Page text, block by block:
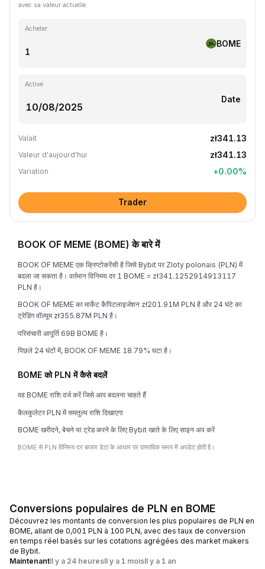
avec sa valeur actuelle.
Acheter
BOME
Activé
Date
Valait zł341.13
Valeur d'aujourd'hui zł341.13
Variation +0.00%
Trader
BOOK OF MEME (BOME) के बारे में
BOOK OF MEME एक क्रिप्टोकरेंसी है जिसे Bybit पर Zloty polonais (PLN) में
बदला जा सकता है। वर्तमान विनिमय दर 1 BOME = zł341.1252914913117
PLN है।
BOOK OF MEME का मार्केट कैपिटलाइजेशन zł201.91M PLN है और 24 घंटे का
ट्रेडिंग वॉल्यूम zł355.87M PLN है।
परिसंचारी आपूर्ति 69B BOME है।
पिछले 24 घंटों में, BOOK OF MEME 18.79% घटा है।
BOME को PLN में कैसे बदलें
वह BOME राशि दर्ज करें जिसे आप बदलना चाहते हैं
कैलकुलेटर PLN में समतुल्य राशि दिखाएगा
BOME खरीदने, बेचने या ट्रेड करने के लिए Bybit खाते के लिए साइन अप करें
BOME से PLN विनिमय दर बाजार डेटा के आधार पर वास्तविक समय में अपडेट होती है।
Conversions populaires de PLN en BOME
Découvrez les montants de conversion les plus populaires de PLN en
BOME, allant de 0,001 PLN à 100 PLN, avec des taux de conversion
en temps réel basés sur les cotations agrégées des market makers
de Bybit.
MaintenantIl y a 24 heuresIl y a 1 moisIl y a 1 an